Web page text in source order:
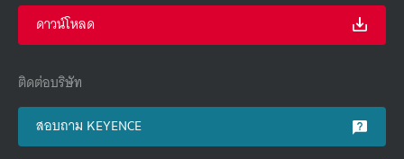
ดาวน์โหลด
ติดต่อบริษัท
สอบถาม KEYENCE